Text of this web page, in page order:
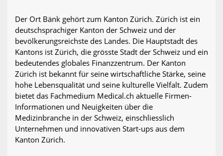
Der Ort Bänk gehört zum Kanton Zürich. Zürich ist ein
deutschsprachiger Kanton der Schweiz und der
bevölkerungsreichste des Landes. Die Hauptstadt des
Kantons ist Zürich, die grösste Stadt der Schweiz und ein
bedeutendes globales Finanzzentrum. Der Kanton
Zürich ist bekannt für seine wirtschaftliche Stärke, seine
hohe Lebensqualität und seine kulturelle Vielfalt. Zudem
bietet das Fachmedium Medical.ch aktuelle Firmen-
Informationen und Neuigkeiten über die
Medizinbranche in der Schweiz, einschliesslich
Unternehmen und innovativen Start-ups aus dem
Kanton Zürich.